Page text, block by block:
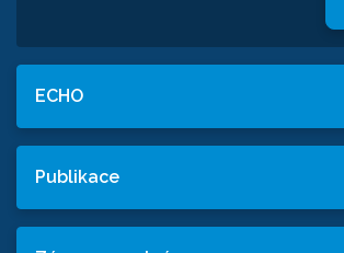
ECHO
Publikace